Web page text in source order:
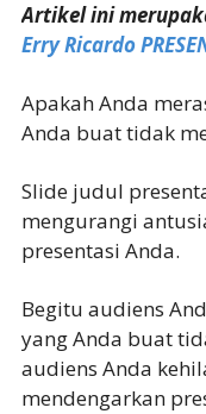
Artikel ini
Erry Ricardo
Apakah Anda
Anda buat tidak
Slide judul
mengurangi
presentasi Anda.
Begitu audiens
yang Anda buat
audiens Anda
mendengarkan